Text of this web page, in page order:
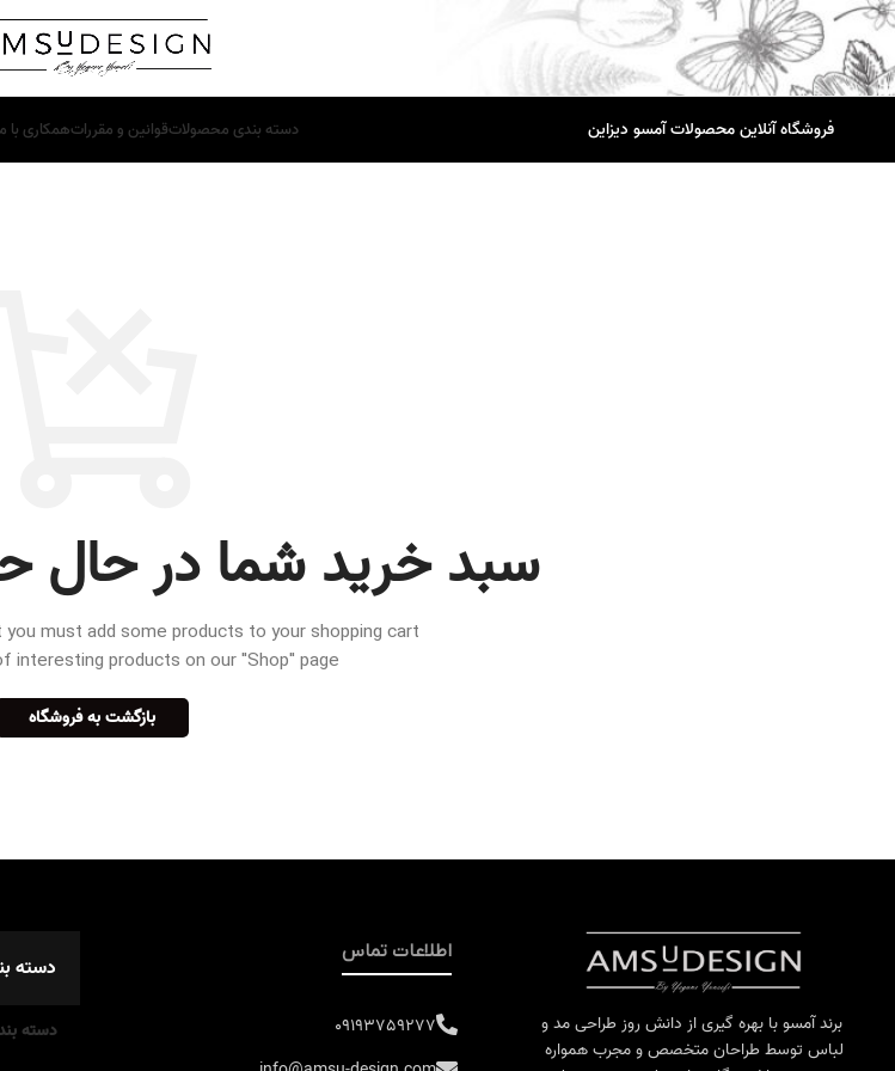
فروشگاه آنلاین محصولات آمسو دیزاین دسته بندی محصولاتقوانین و مقرراتهمکاری با
سبد خرید شما در حال
must add some products to your shopping cart.
interesting products on our "Shop" page.
بازگشت به فروشگاه
برند آمسو با بهره گیری از دانش روز طراحی مد و
لباس توسط طراحان متخصص و مجرب همواره
اطلاعات تماس
09193759277
دسته
دسته